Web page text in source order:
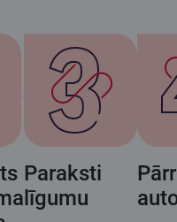
Paraksti
līgumu